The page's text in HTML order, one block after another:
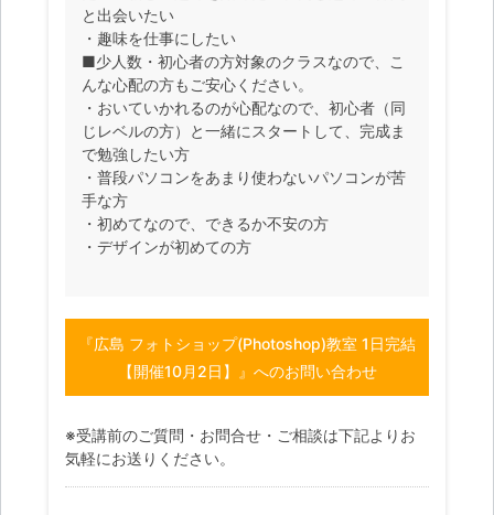
と出会いたい
・趣味を仕事にしたい
■少人数・初心者の方対象のクラスなので、こ
んな心配の方もご安心ください。
・おいていかれるのが心配なので、初心者（同
じレベルの方）と一緒にスタートして、完成ま
で勉強したい方
・普段パソコンをあまり使わないパソコンが苦
手な方
・初めてなので、できるか不安の方
・デザインが初めての方
『広島 フォトショップ(Photoshop)教室 1日完結
【開催10月2日】』へのお問い合わせ
※受講前のご質問・お問合せ・ご相談は下記よりお
気軽にお送りください。